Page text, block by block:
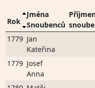
Rok
Jména
Snoubenců
1779 Jan
Kateřina
1779 Josef
Anna